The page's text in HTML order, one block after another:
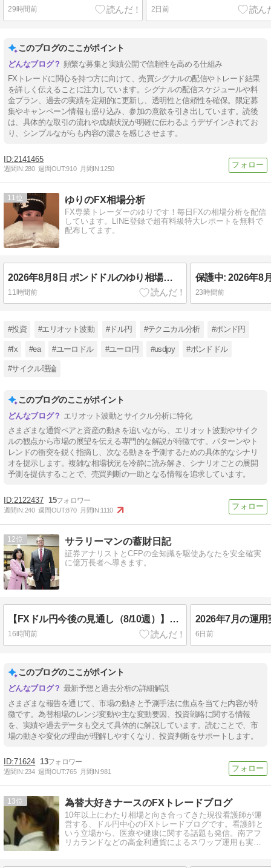
29時間前 2日前
このブログのここがポイント
頻繁な募集と実績公開で信頼性を高める仕組み
FXトレードに関心を持つ方に向けて、売買シグナルの配信やトレード結果
を詳しく伝えることに注力しています。シグナルの配信スケジュールや料
金プラン、過去の実績を定期的に更新し、透明性と信頼性を確保。限定募
集やキャンペーン情報も盛り込み、参加の意欲を引き出しています。読後
は、具体的な取引の流れや成績状況が明確に伝わるようデザインされてお
り、シンプルながらも内容の濃さを感じさせます。
2141465
週間IN:280 週間OUT:910 月間IN:1250
11 ゆりのFX相場分析
FX専業トレーダーのゆりです！毎日FXの相場分析を配信
しています。LINE登録で超有料級特大レポートを無料で
配布してます。
2026年8月8日 ポンドドルのゆり相場分析🌟
11時間前 23時間前
#投資 #エリオット波動 #ドル円 #テクニカル分析 #ポンド円
#fx #ea #ユーロドル #ユーロ円 #usdjpy #ポンドドル
#サイクル理論
このブログのここがポイント
エリオット波動とサイクル分析に特化
さまざまな通貨ペアと資産の動きを追いながら、エリオット波動やサイク
ルの観点から市場の展望を伝える専門的な解説が特徴です。パターンやト
レンドの衝突を鋭く指摘し、次なる動きを予測するための具体的なシナリ
オを提示します。複雑な相場状況を冷静に読み解き、シナリオごとの展開
予測を提供することで、売買判断の一助となる情報を追求しています。
2122437 15
週間IN:240 週間OUT:870 月間IN:1110
12 サラリーマンの蓄財日記
証券アナリストとCFPの全知識を駆使あなたを安全確実
に億万長者へ導きます。
【FXドル円今後の見通し（8/10週）】利上げ観測と中東情勢がカギ！予想レンジは・・
16時間前
2026年7月の運
6日前
このブログのここがポイント
最新予想と過去分析の詳細解説
さまざまな報告を通じて、市場の動きと予測手法に焦点を当てた内容が特
徴です。為替相場のレンジ変動や主な変動要因、投資戦略に関する情報
を、実績や過去データも交えて具体的に解説しています。読むことで、市
場の動きや変化の理由が理解しやすくなり、投資判断をサポートします。
71624 13
週間IN:234 週間OUT:765 月間IN:981
13 為替大好きナースのFXトレードブログ
10年以上にわたり相場と向き合ってきた現役看護師が運
営する、ドル円中心のFXトレードブログです。看護師と
いう立場から、医療や健康に関する話題も発信。南アフ
リカランドなどの高金利通貨によるスワップ運用も実践